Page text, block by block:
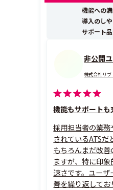
代型採用管理システム ※現在TVCM放映キャンペーン実
施中です。 -----------...
機能への
導入のし
サポート
非公開
株式会社リブ
採用担当者の業
されているATSだ
もちろんまだ改
ますが、特に印
速さです。ユー
善を繰り返してお